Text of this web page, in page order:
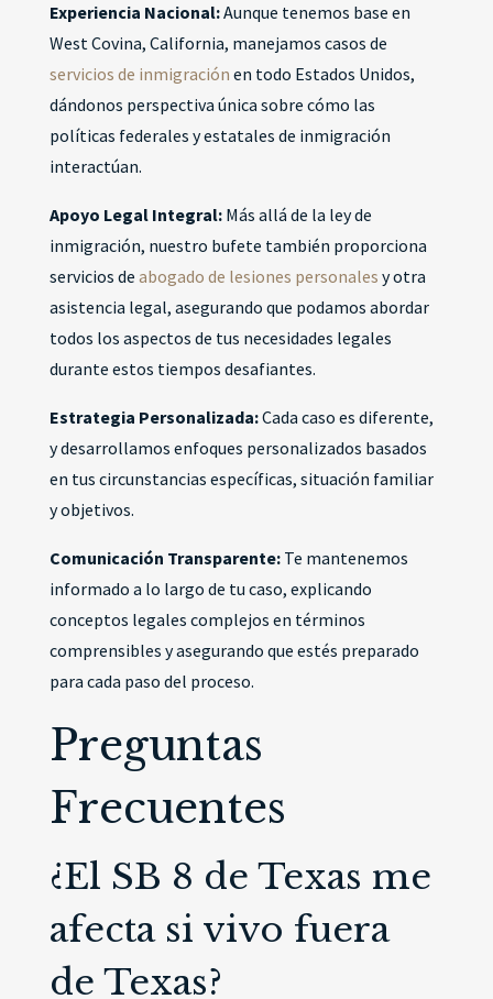
Experiencia Nacional:Aunque tenemos base en
West Covina, California, manejamos casos de
servicios de inmigración en todo Estados Unidos,
dándonos perspectiva única sobre cómo las
políticas federales y estatales de inmigración
interactúan.
Apoyo Legal Integral:Más allá de la ley de
inmigración, nuestro bufete también proporciona
servicios de abogado de lesiones personales y otra
asistencia legal, asegurando que podamos abordar
todos los aspectos de tus necesidades legales
durante estos tiempos desafiantes.
Estrategia Personalizada:Cada caso es diferente,
y desarrollamos enfoques personalizados basados
en tus circunstancias específicas, situación familiar
y objetivos.
Comunicación Transparente:Te mantenemos
informado a lo largo de tu caso, explicando
conceptos legales complejos en términos
comprensibles y asegurando que estés preparado
para cada paso del proceso.
Preguntas
Frecuentes
¿El SB 8 de Texas me
afecta si vivo fuera
de Texas?